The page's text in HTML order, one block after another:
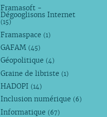
Framasoft -
Dégooglisons Internet
(15)
Framaspace (1)
GAFAM (45)
Géopolitique (4)
Graine de libriste (1)
HADOPI (14)
Inclusion numérique (6)
Informatique (67)